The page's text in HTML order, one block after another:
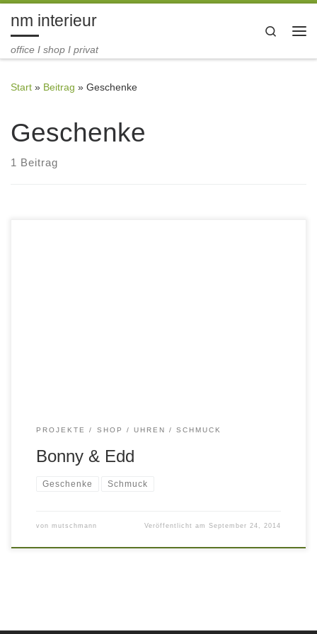
Zum Inhalt springen
nm interieur
office I shop I privat
Search
Start » Beitrag » Geschenke
Geschenke
1 Beitrag
PROJEKTE SHOP UHREN / SCHMUCK
Bonny & Edd
Geschenke Schmuck
von mutschmann Veröffentlicht amSeptember 24, 2014